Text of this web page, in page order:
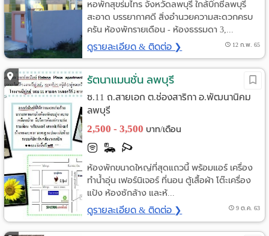
หอพักสุขร่มไทร จังหวัดลพบุรี ใกล้บิ๊กซีลพบุรี
สะอาด บรรยากาศดี สิ่งอำนวยความสะดวกครบ
ครัน ห้องพักรายเดือน - ห้องธรรมดา 3,...
ดูรายละเอียด & ติดต่อ ❯ 12 ก.พ. 65
รัตนาแมนชั่น ลพบุรี
ซ.11 ถ.สายเอก ต.ช่องสาริกา อ.พัฒนานิคม
ลพบุรี
2,500 - 3,500 บาท/เดือน
ห้องพักขนาดใหญ่ที่สุดแถวนี้ พร้อมแอร์ เครื่อง
ทำน้ำอุ่น เฟอร์นิเจอร์ ที่นอน ตู้เสื้อผ้า โต๊ะเครื่อง
แป้ง ห้องซักล้าง และห้...
ดูรายละเอียด & ติดต่อ ❯ 9 ต.ค. 63